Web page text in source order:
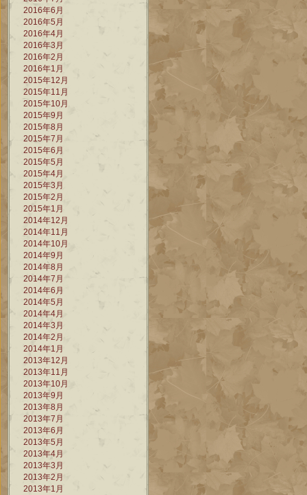
2016年6月
2016年5月
2016年4月
2016年3月
2016年2月
2016年1月
2015年12月
2015年11月
2015年10月
2015年9月
2015年8月
2015年7月
2015年6月
2015年5月
2015年4月
2015年3月
2015年2月
2015年1月
2014年12月
2014年11月
2014年10月
2014年9月
2014年8月
2014年7月
2014年6月
2014年5月
2014年4月
2014年3月
2014年2月
2014年1月
2013年12月
2013年11月
2013年10月
2013年9月
2013年8月
2013年7月
2013年6月
2013年5月
2013年4月
2013年3月
2013年2月
2013年1月